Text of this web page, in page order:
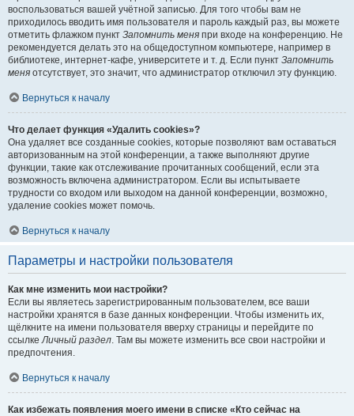
воспользоваться вашей учётной записью. Для того чтобы вам не
приходилось вводить имя пользователя и пароль каждый раз, вы можете
отметить флажком пункт Запомнить меня при входе на конференцию. Не
рекомендуется делать это на общедоступном компьютере, например в
библиотеке, интернет-кафе, университете и т. д. Если пункт Запомнить
меня отсутствует, это значит, что администратор отключил эту функцию.
Вернуться к началу
Что делает функция «Удалить cookies»?
Она удаляет все созданные cookies, которые позволяют вам оставаться
авторизованным на этой конференции, а также выполняют другие
функции, такие как отслеживание прочитанных сообщений, если эта
возможность включена администратором. Если вы испытываете
трудности со входом или выходом на данной конференции, возможно,
удаление cookies может помочь.
Вернуться к началу
Параметры и настройки пользователя
Как мне изменить мои настройки?
Если вы являетесь зарегистрированным пользователем, все ваши
настройки хранятся в базе данных конференции. Чтобы изменить их,
щёлкните на имени пользователя вверху страницы и перейдите по
ссылкеЛичный раздел. Там вы можете изменить все свои настройки и
предпочтения.
Вернуться к началу
Как избежать появления моего имени в списке «Кто сейчас на